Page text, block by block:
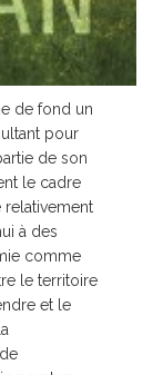
de fond un
pour
de son
le cadre
relativement
à des
comme
le territoire
et le